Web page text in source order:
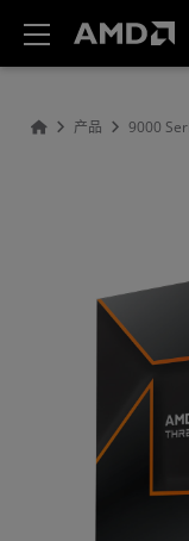
产品 9000